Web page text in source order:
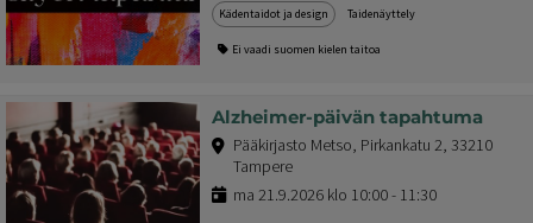
Kädentaidot ja design Taidenäyttely
Ei vaadi suomen kielen taitoa
Alzheimer-päivän tapahtuma
Pääkirjasto Metso, Pirkankatu 2, 33210
Tampere
ma 21.9.2026 klo 10:00 - 11:30